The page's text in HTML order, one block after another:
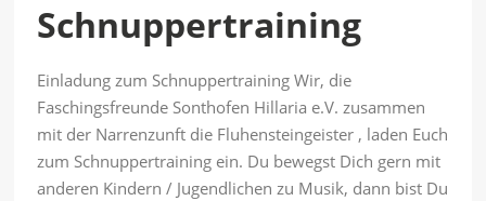
Schnuppertraining
Einladung zum Schnuppertraining Wir, die
Faschingsfreunde Sonthofen Hillaria e.V. zusammen
mit der Narrenzunft die Fluhensteingeister , laden Euch
zum Schnuppertraining ein. Du bewegst Dich gern mit
anderen Kindern / Jugendlichen zu Musik, dann bist Du